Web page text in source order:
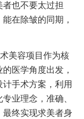
也不要太过担
在除皱的同期，
美容项目作为核
医学角度出发，
手术方案，利用
业理念，准确、
终实现求美者身